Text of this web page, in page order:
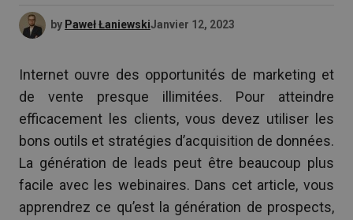
by Paweł ŁaniewskiJanvier 12, 2023
Internet ouvre des opportunités de marketing et
de vente presque illimitées. Pour atteindre
efficacement les clients, vous devez utiliser les
bons outils et stratégies d’acquisition de données.
La génération de leads peut être beaucoup plus
facile avec les webinaires. Dans cet article, vous
apprendrez ce qu’est la génération de prospects,